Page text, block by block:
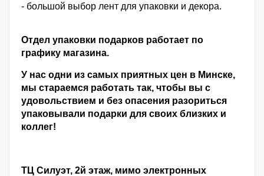
- большой выбор лент для упаковки и декора.
Отдел упаковки подарков работает по
графику магазина.
У нас одни из самых приятных цен в Минске,
мы стараемся работать так, чтобы вы с
удовольствием и без опасения разориться
упаковывали подарки для своих близких и
коллег!
ТЦ Силуэт, 2й этаж, мимо электронных